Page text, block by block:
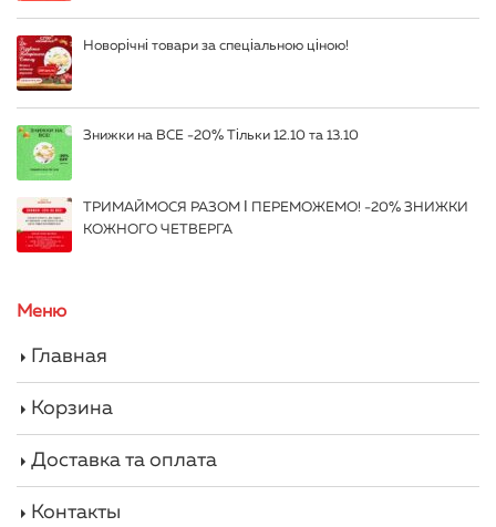
Новорічні товари за спеціальною ціною!
Знижки на ВСЕ -20% Тільки 12.10 та 13.10
ТРИМАЙМОСЯ РАЗОМ І ПЕРЕМОЖЕМО! -20% ЗНИЖКИ
КОЖНОГО ЧЕТВЕРГА
Меню
Главная
Корзина
Доставка та оплата
Контакты